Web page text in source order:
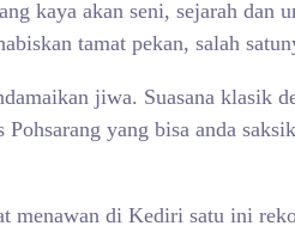
kaya akan seni, sejarah dan
tamat pekan, salah
jiwa. Suasana klasik
yang bisa anda
menawan di Kediri satu ini